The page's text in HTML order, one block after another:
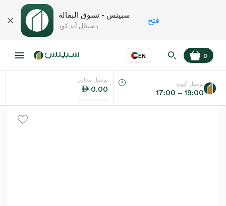
سبينس - تسوق البقالة
ديجيتال آند كود
فتح
EN
اللغة عر
0
توصيل مجاني
0.00
توصيل اليوم
17:00 – 19:00